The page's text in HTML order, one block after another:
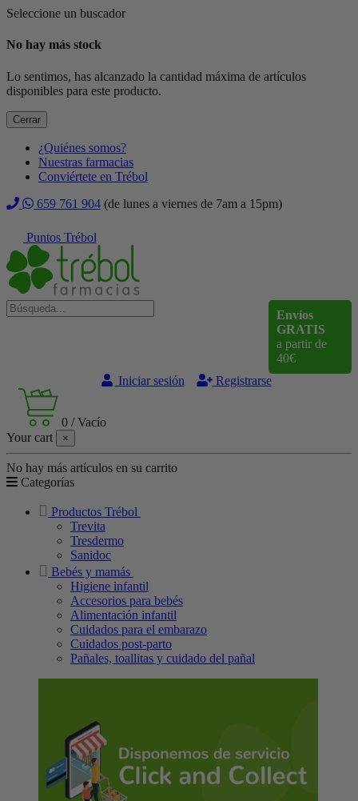
Seleccione un buscador
No hay más stock
Lo sentimos, has alcanzado la cantidad máxima de artículos
disponibles para este producto.
Cerrar
¿Quiénes somos?
Nuestras farmacias
Conviértete en Trébol
659 761 904 (de lunes a viernes de 7am a 15pm)
Puntos Trébol
Envíos
GRATIS
a partir de
40€
Iniciar sesión
Registrarse
0 /Vacío
Your cart
×
No hay más artículos en su carrito
Categorías
Productos Trébol
Trevita
Tresdermo
Sanidoc
Bebés y mamás
Higiene infantil
Accesorios para bebés
Alimentación infantil
Cuidados para el embarazo
Cuidados post-parto
Pañales, toallitas y cuidado del pañal